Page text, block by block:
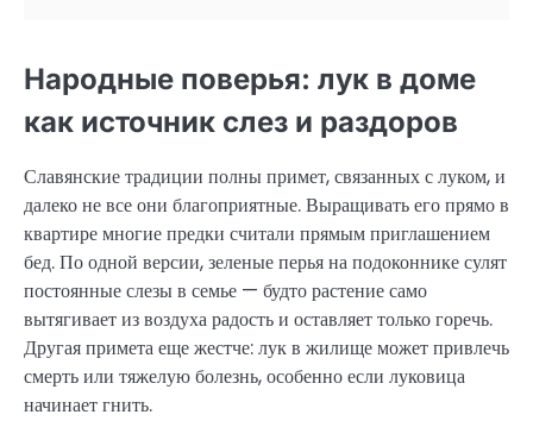
Народные поверья: лук в доме
как источник слез и раздоров
Славянские традиции полны примет, связанных с луком, и
далеко не все они благоприятные. Выращивать его прямо в
квартире многие предки считали прямым приглашением
бед. По одной версии, зеленые перья на подоконнике сулят
постоянные слезы в семье — будто растение само
вытягивает из воздуха радость и оставляет только горечь.
Другая примета еще жестче: лук в жилище может привлечь
смерть или тяжелую болезнь, особенно если луковица
начинает гнить.